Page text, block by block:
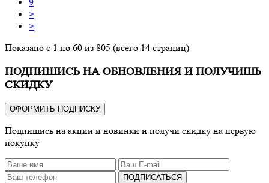
>
>|
Показано с 1 по 60 из 805 (всего 14 страниц)
ПОДПИШИСЬ НА ОБНОВЛЕНИЯ И ПОЛУЧИШЬ
СКИДКУ
ОФОРМИТЬ ПОДПИСКУ
Подпишись на акции и новинки и получи скидку на первую
покупку
ПОДПИСАТЬСЯ